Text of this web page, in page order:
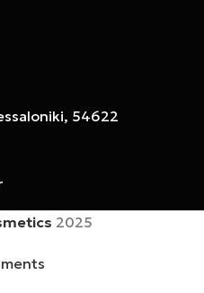
54622
2025